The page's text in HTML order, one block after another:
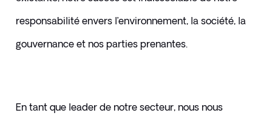
responsabilité envers l’environnement, la société, la
gouvernance et nos parties prenantes.
En tant que leader de notre secteur, nous nous